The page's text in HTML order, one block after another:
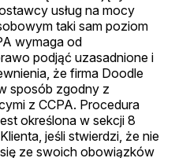
usług na mocy
taki sam poziom
wymaga od
podjąć uzasadnione i
że firma Doodle
sposób zgodny z
z CCPA. Procedura
określona w sekcji 8
jeśli stwierdzi, że nie
ze swoich obowiązków